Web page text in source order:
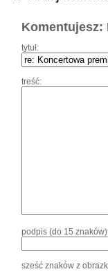
Komentujesz:
tytuł:
treść:
podpis (do 15
sześć znaków z